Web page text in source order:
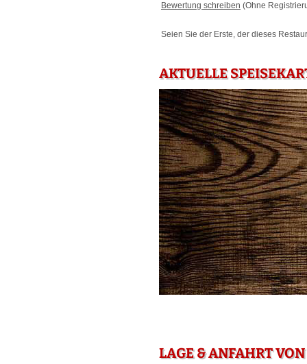
Bewertung schreiben (Ohne
Seien Sie der Erste, der dieses
AKTUELLE
LAGE & ANFAHRT